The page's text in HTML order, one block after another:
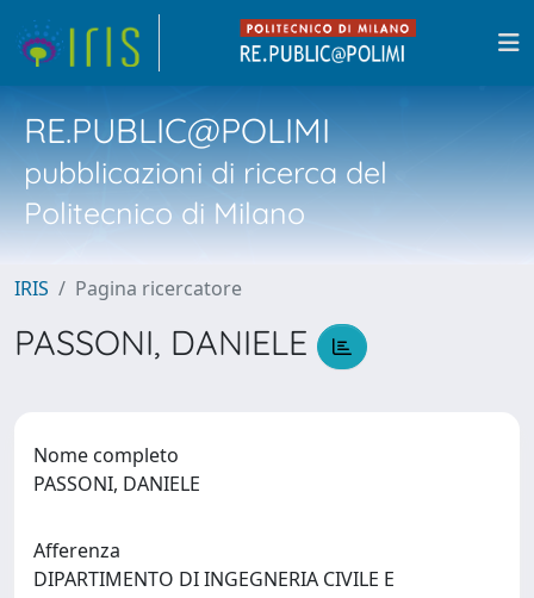
RE.PUBLIC@POLIMI
pubblicazioni di ricerca del
Politecnico di Milano
IRIS Pagina ricercatore
PASSONI, DANIELE
Nome completo
PASSONI, DANIELE
Afferenza
DIPARTIMENTO DI INGEGNERIA CIVILE E